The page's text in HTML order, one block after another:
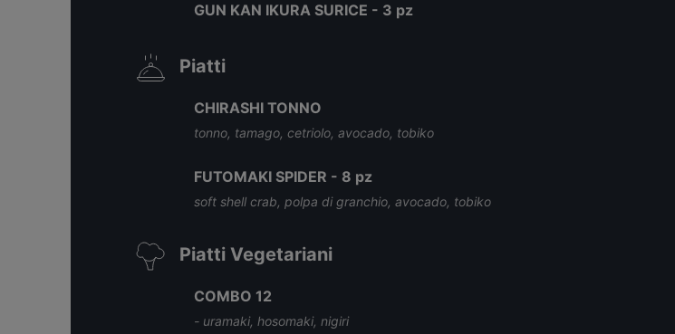
GUN KAN IKURA SURICE - 3 pz
Piatti
CHIRASHI TONNO
tonno, tamago, cetriolo, avocado, tobiko
FUTOMAKI SPIDER - 8 pz
soft shell crab, polpa di granchio, avocado, tobiko
Piatti Vegetariani
COMBO 12
- uramaki, hosomaki, nigiri